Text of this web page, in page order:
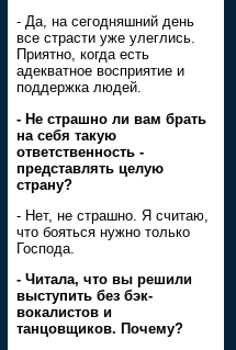
- Да, на сегодняшний день
все страсти уже улеглись.
Приятно, когда есть
адекватное восприятие и
поддержка людей.
- Не страшно ли вам брать
на себя такую
ответственность -
представлять целую
страну?
- Нет, не страшно. Я считаю,
что бояться нужно только
Господа.
- Читала, что вы решили
выступить без бэк-
вокалистов и
танцовщиков. Почему?